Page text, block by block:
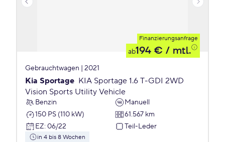
Finanzierungsanfrage
ab194 € / mtl.
Gebrauchtwagen | 2021
Kia Sportage KIA Sportage 1.6 T-GDI 2WD
Vision Sports Utility Vehicle
Benzin
Manuell
150 PS (110 kW)
61.567 km
EZ: 06/22 Teil-Leder
in 4 bis 8 Wochen